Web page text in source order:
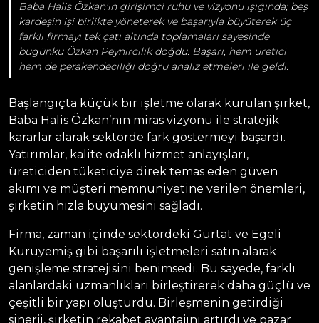
Baba Halis Özkan'ın girişimci ruhu ve vizyonu ışığında; beş
kardeşin işi birlikte yöneterek ve başarıyla büyüterek üç
farklı firmayı tek çatı altında toplamaları sayesinde
bugünkü Özkan Peynircilik doğdu. Başarı, hem üretici
hem de perakendeciliği doğru analiz etmeleri ile geldi.
Başlangıçta küçük bir işletme olarak kurulan şirket,
Baba Halis Özkan’nın miras vizyonu ile stratejik
kararlar alarak sektörde fark göstermeyi başardı.
Yatırımlar, kalite odaklı hizmet anlayışları,
üreticiden tüketiciye direk temas eden güven
akımı ve müşteri memnuniyetine verilen önemleri,
şirketin hızla büyümesini sağladı.
Firma, zaman içinde sektördeki Gürtat ve Egeli
Kuruyemiş gibi başarılı işletmeleri satın alarak
genişleme stratejisini benimsedi. Bu sayede, farklı
alanlardaki uzmanlıkları birleştirerek daha güçlü ve
çeşitli bir yapı oluşturdu. Birleşmenin getirdiği
sinerji, şirketin rekabet avantajını artırdı ve pazar